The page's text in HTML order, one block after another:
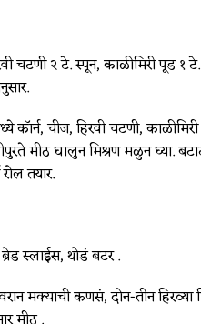
चटणी २ टे. स्पून, काळीमिरी पूड १
कॉर्न, चीज, हिरवी चटणी,
मीठ घालुन मिश्रण मळुन घ्या.
तयार.
स्लाईस, थोडं बटर .
मक्याची कणसं, दोन-तीन